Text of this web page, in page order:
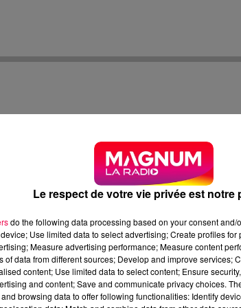
amoureuse au Portugal et décide même
qui exprime un mélange
est donc à la fois un chant
ta découverte" et "je sens que c'est toi"
musical qui se répète pendant le pont.
Le respect de votre vie privée est notre
do the following data processing based on your consent
Use limited data to select advertising; Create profiles
Measure advertising performance; Measure content
of data from different sources; Develop and improve services;
content; Use limited data to select content; Ensure
and content; Save and communicate privacy choices.
browsing data to offer following functionalities: Identify